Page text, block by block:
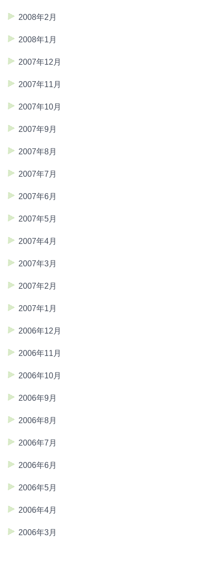
2008年2月
2008年1月
2007年12月
2007年11月
2007年10月
2007年9月
2007年8月
2007年7月
2007年6月
2007年5月
2007年4月
2007年3月
2007年2月
2007年1月
2006年12月
2006年11月
2006年10月
2006年9月
2006年8月
2006年7月
2006年6月
2006年5月
2006年4月
2006年3月